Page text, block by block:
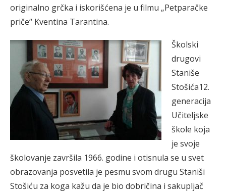
originalno grčka i iskorišćena je u filmu „Petparačke
priče“ Kventina Tarantina.
Školski
drugovi
Staniše
Stošića12.
generacija
Učiteljske
škole koja
je svoje
školovanje završila 1966. godine i otisnula se u svet
obrazovanja posvetila je pesmu svom drugu Staniši
Stošiću za koga kažu da je bio dobričina i sakupljač